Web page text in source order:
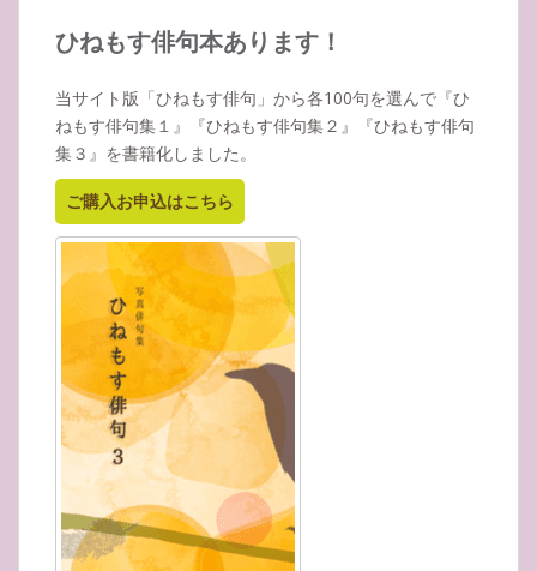
イ
ひねもす俳句本あります！
当サイト版「ひねもす俳句」から各100句を選んで『ひ
ねもす俳句集１』『ひねもす俳句集２』『ひねもす俳句
集３』を書籍化しました。
ご購入お申込はこちら